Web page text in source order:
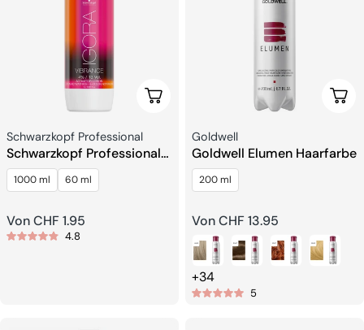
Wählen Sie Optionen
Verkäufer:
Schwarzkopf Professional
Schwarzkopf Professional
Igora Vibrance Aktivator-
Lotion
1000 ml 60 ml
Regulärer
Preis
Von CHF 1.95
4.8
Verkäufer:
Goldwell
Goldwell Elumen Haarfarbe
200 ml
Regulärer
Preis
Von CHF 13.95
+34
5